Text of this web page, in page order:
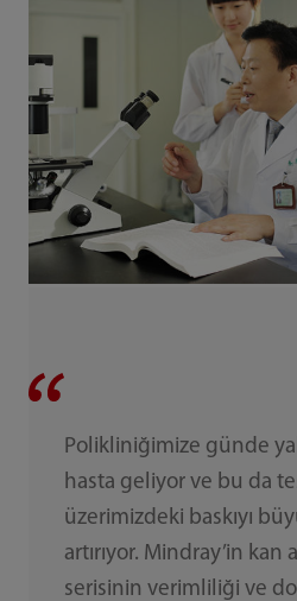
Polikliniğimize günde
hasta geliyor ve bu da
üzerimizdeki baskıyı
artırıyor. Mindray’in kan
serisinin verimliliği ve